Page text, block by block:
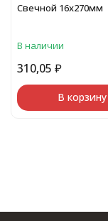
Свечной 16х270мм
В наличии
310,05 ₽
В корзину